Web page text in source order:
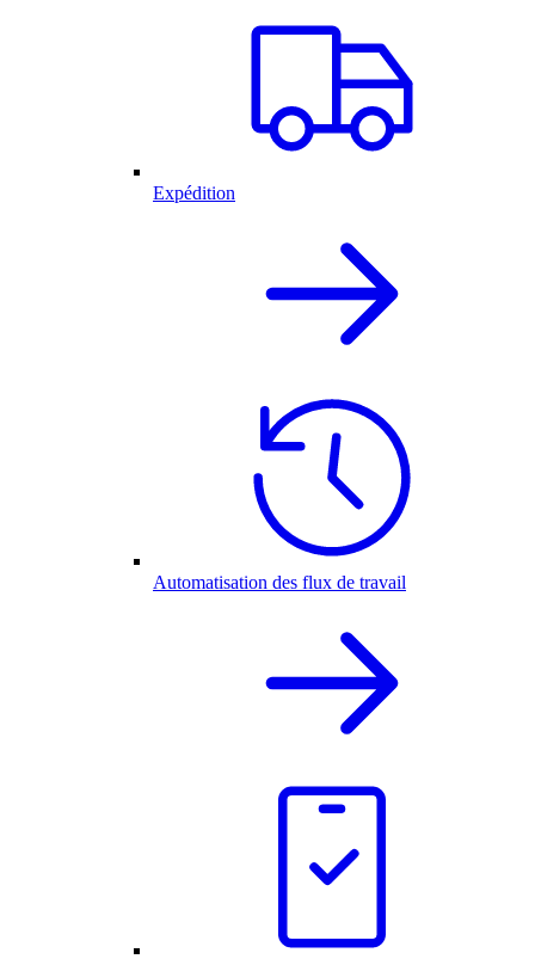
Expédition
Automatisation des flux de travail